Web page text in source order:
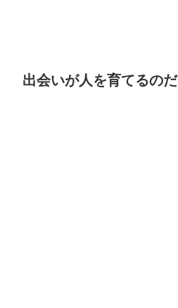
出会いが人を育てるのだ